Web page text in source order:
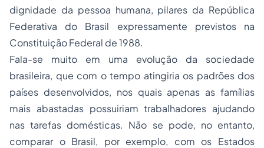
dignidade da pessoa humana, pilares da República
Federativa do Brasil expressamente previstos na
Constituição Federal de 1988.
Fala-se muito em uma evolução da sociedade
brasileira, que com o tempo atingiria os padrões dos
países desenvolvidos, nos quais apenas as famílias
mais abastadas possuiriam trabalhadores ajudando
nas tarefas domésticas. Não se pode, no entanto,
comparar o Brasil, por exemplo, com os Estados